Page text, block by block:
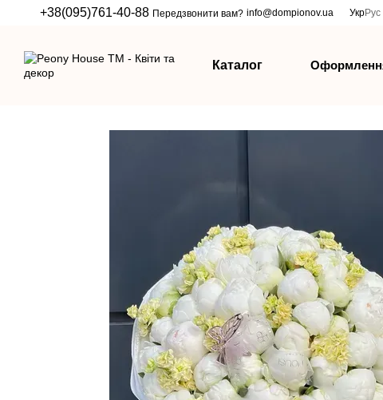
Перейти до основного контенту
+38(095)761-40-88 Передзвонити вам? info@dompionov.ua УкрРус
Каталог